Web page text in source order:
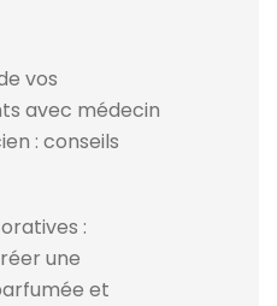
vos
avec médecin
: conseils
:
une
et